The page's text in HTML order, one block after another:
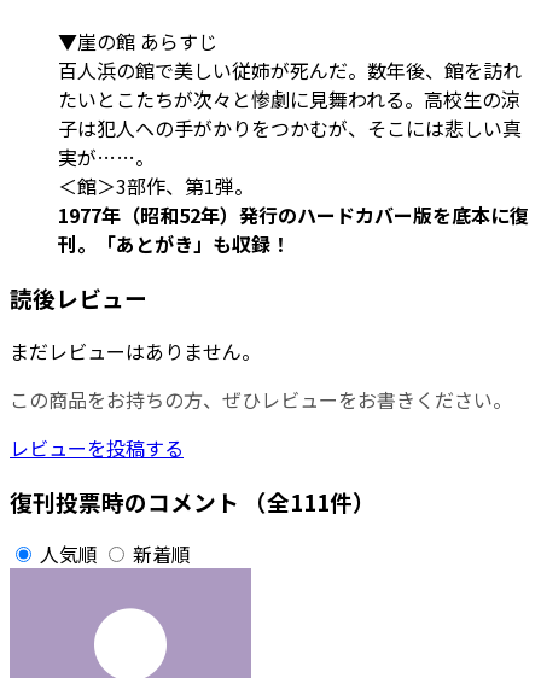
▼崖の館 あらすじ
百人浜の館で美しい従姉が死んだ。数年後、館を訪れ
たいとこたちが次々と惨劇に見舞われる。高校生の涼
子は犯人への手がかりをつかむが、そこには悲しい真
実が……。
＜館＞3部作、第1弾。
1977年（昭和52年）発行のハードカバー版を底本に復
刊。「あとがき」も収録！
読後レビュー
まだレビューはありません。
この商品をお持ちの方、ぜひレビューをお書きください。
レビューを投稿する
復刊投票時のコメント （全111件）
人気順 新着順